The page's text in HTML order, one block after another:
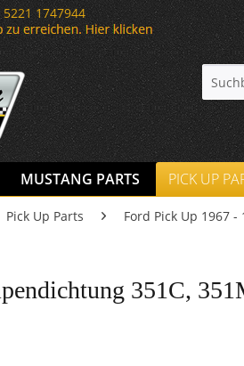
5221 1747944
MUSTANG PARTS PICK UP
Pick Up Parts Ford Pick Up 1967 -
351C,